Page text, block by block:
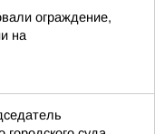
ограждение,
на